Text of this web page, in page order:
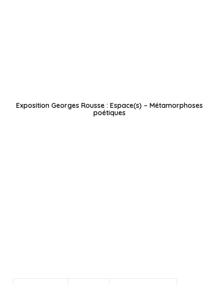
Exposition Georges Rousse : Espace(s) – Métamorphoses
poétiques